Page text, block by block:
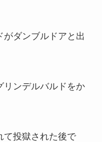
がダンブルドアと出
リンデルバルドをか
て投獄された後で